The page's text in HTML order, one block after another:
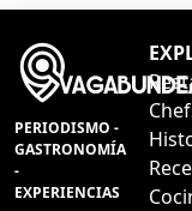
PERIODISMO -
GASTRONOMÍA
-
EXPERIENCIAS